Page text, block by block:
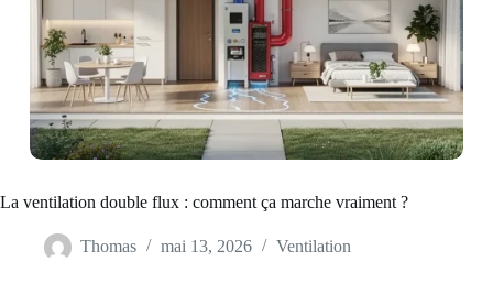
La ventilation double flux : comment ça marche vraiment ?
Thomas mai 13, 2026 Ventilation